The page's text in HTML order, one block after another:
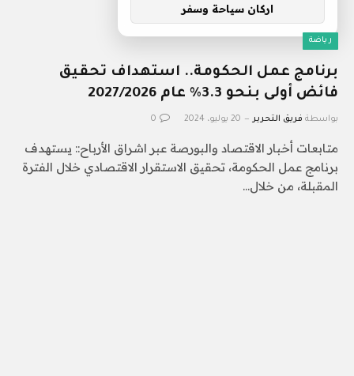
رياضة
برنامج عمل الحكومة.. استهداف تحقيق
فائض أولى بنحو 3.3% عام 2027/2026
بواسطة فريق التحرير 20 يوليو، 2024 0
متابعات أخبار الاقتصاد والبورصة عبر اشراق الأرباح:: يستهدف
برنامج عمل الحكومة، تحقيق الاستقرار الاقتصادي خلال الفترة
المقبلة، من خلال…
اركان سياحة وسفر